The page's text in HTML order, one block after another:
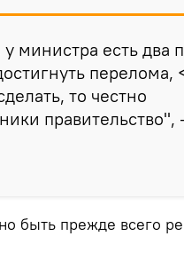
министра есть два
перелома,
то честно
правительство",
быть прежде всего